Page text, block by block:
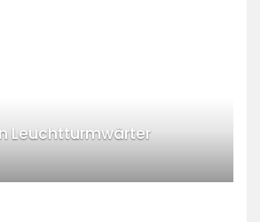
Leuchtturmwärter